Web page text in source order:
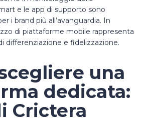
e le app di supporto sono
i brand più all’avanguardia. In
di piattaforme mobile rappresenta
differenziazione e fidelizzazione.
una
dedicata:
Crictera